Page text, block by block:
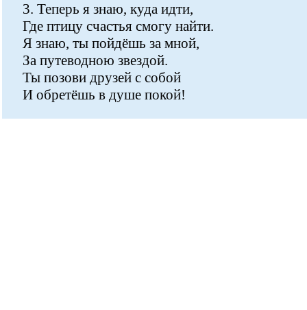
3. Теперь я знаю, куда идти,
Где птицу счастья смогу найти.
Я знаю, ты пойдёшь за мной,
За путеводною звездой.
Ты позови друзей с собой
И обретёшь в душе покой!